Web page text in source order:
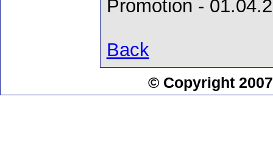
Promotion -
Back
© Copyright